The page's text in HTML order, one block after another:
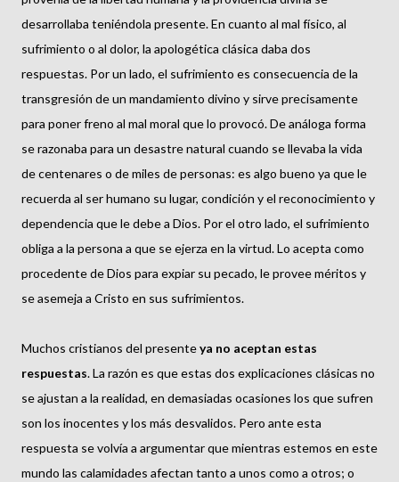
desarrollaba teniéndola presente. En cuanto al mal físico, al
sufrimiento o al dolor, la apologética clásica daba dos
respuestas. Por un lado, el sufrimiento es consecuencia de la
transgresión de un mandamiento divino y sirve precisamente
para poner freno al mal moral que lo provocó. De análoga forma
se razonaba para un desastre natural cuando se llevaba la vida
de centenares o de miles de personas: es algo bueno ya que le
recuerda al ser humano su lugar, condición y el reconocimiento y
dependencia que le debe a Dios. Por el otro lado, el sufrimiento
obliga a la persona a que se ejerza en la virtud. Lo acepta como
procedente de Dios para expiar su pecado, le provee méritos y
se asemeja a Cristo en sus sufrimientos.
Muchos cristianos del presenteya no aceptan estas
respuestas. La razón es que estas dos explicaciones clásicas no
se ajustan a la realidad, en demasiadas ocasiones los que sufren
son los inocentes y los más desvalidos. Pero ante esta
respuesta se volvía a argumentar que mientras estemos en este
mundo las calamidades afectan tanto a unos como a otros; o